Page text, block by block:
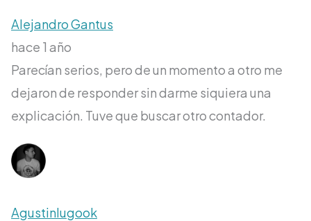
Alejandro Gantus
hace 1 año
Parecían serios, pero de un momento a otro me
dejaron de responder sin darme siquiera una
explicación. Tuve que buscar otro contador.
Agustinlugook